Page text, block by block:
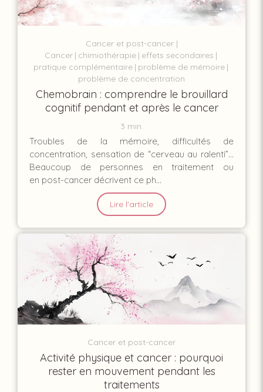
Cancer et post-cancer
Cancer chimiothérapie effets secondaires
pratique complémentaire problème de mémoire
problème de concentration
Chemobrain : comprendre le brouillard
cognitif pendant et après le cancer
3 min.
Troubles de la mémoire, difficultés de
concentration, sensation de “cerveau au ralenti”…
Beaucoup de personnes en traitement ou
en post-cancer décrivent ce ph...
Lire l'article
Cancer et post-cancer
Activité physique et cancer : pourquoi
rester en mouvement pendant les
traitements